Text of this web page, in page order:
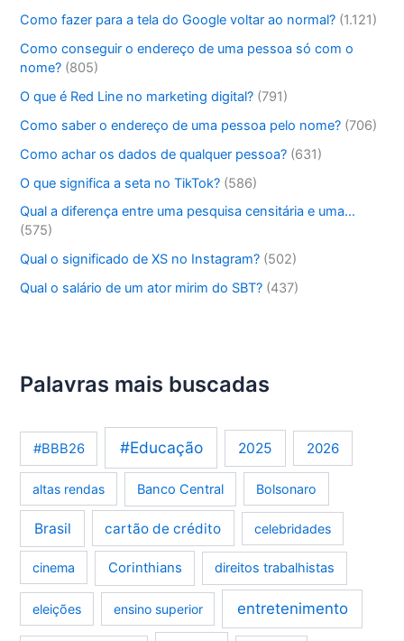
Como fazer para a tela do Google voltar ao normal? (1.121)
Como conseguir o endereço de uma pessoa só com o
nome? (805)
O que é Red Line no marketing digital? (791)
Como saber o endereço de uma pessoa pelo nome? (706)
Como achar os dados de qualquer pessoa? (631)
O que significa a seta no TikTok? (586)
Qual a diferença entre uma pesquisa censitária e uma…
(575)
Qual o significado de XS no Instagram? (502)
Qual o salário de um ator mirim do SBT? (437)
Palavras mais buscadas
#BBB26 #Educação 2025 2026
altas rendas Banco Central Bolsonaro
Brasil cartão de crédito celebridades
cinema Corinthians direitos trabalhistas
eleições ensino superior entretenimento